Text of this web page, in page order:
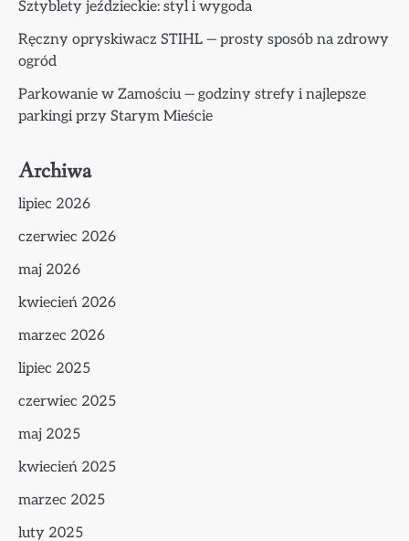
Sztyblety jeździeckie: styl i wygoda
Ręczny opryskiwacz STIHL — prosty sposób na zdrowy
ogród
Parkowanie w Zamościu — godziny strefy i najlepsze
parkingi przy Starym Mieście
Archiwa
lipiec 2026
czerwiec 2026
maj 2026
kwiecień 2026
marzec 2026
lipiec 2025
czerwiec 2025
maj 2025
kwiecień 2025
marzec 2025
luty 2025